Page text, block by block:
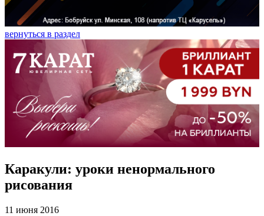
вернуться в раздел
Каракули: уроки ненормального
рисования
11 июня 2016